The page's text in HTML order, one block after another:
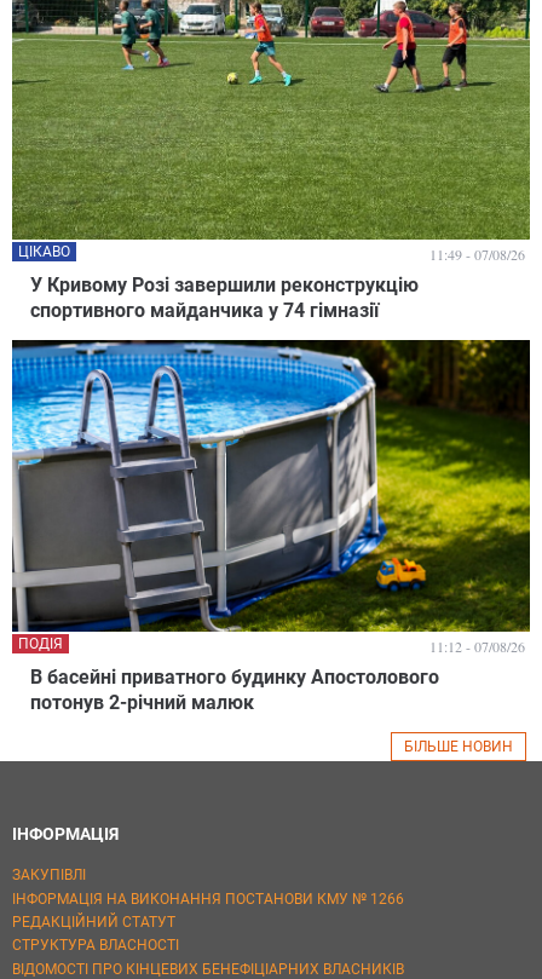
У Кривому Розі завершили реконструкцію
спортивного майданчика у 74 гімназії
ЦІКАВО 11:49 - 07/08/26
В басейні приватного будинку Апостолового
потонув 2-річний малюк
ПОДІЯ 11:12 - 07/08/26
БІЛЬШЕ НОВИН
ІНФОРМАЦІЯ
ЗАКУПІВЛІ
ІНФОРМАЦІЯ НА ВИКОНАННЯ ПОСТАНОВИ КМУ № 1266
РЕДАКЦІЙНИЙ СТАТУТ
СТРУКТУРА ВЛАСНОСТІ
ВІДОМОСТІ ПРО КІНЦЕВИХ БЕНЕФІЦІАРНИХ ВЛАСНИКІВ